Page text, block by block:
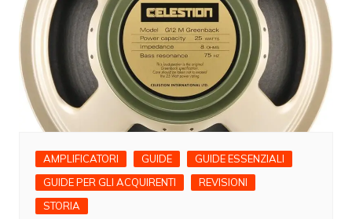
AMPLIFICATORI GUIDE
GUIDE ESSENZIALI
GUIDE PER GLI ACQUIRENTI
REVISIONI
STORIA